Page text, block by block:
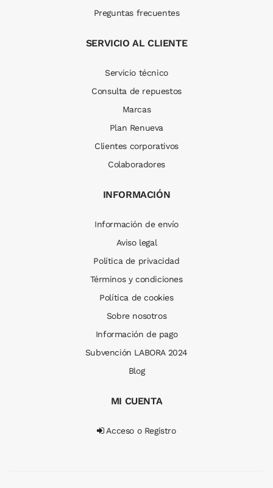
Preguntas frecuentes
SERVICIO AL CLIENTE
Servicio técnico
Consulta de repuestos
Marcas
Plan Renueva
Clientes corporativos
Colaboradores
INFORMACIÓN
Información de envío
Aviso legal
Política de privacidad
Términos y condiciones
Política de cookies
Sobre nosotros
Información de pago
Subvención LABORA 2024
Blog
MI CUENTA
Acceso o Registro